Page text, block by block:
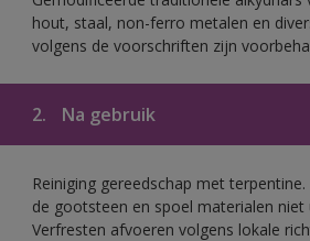
hout, staal, non-ferro metalen en
volgens de voorschriften zijn
2. Na gebruik
Reiniging gereedschap met
de gootsteen en spoel materialen niet
Verfresten afvoeren volgens lokale